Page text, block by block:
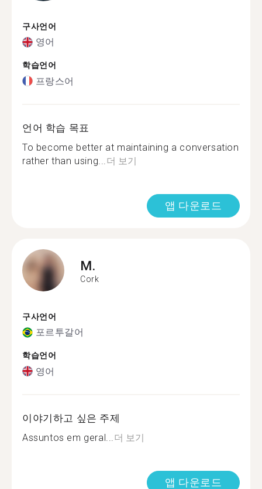
구사언어
영어
학습언어
프랑스어
언어 학습 목표
To become better at maintaining a conversation
rather than using... 더 보기
앱 다운로드
M.
Cork
구사언어
포르투갈어
학습언어
영어
이야기하고 싶은 주제
Assuntos em geral... 더 보기
앱 다운로드